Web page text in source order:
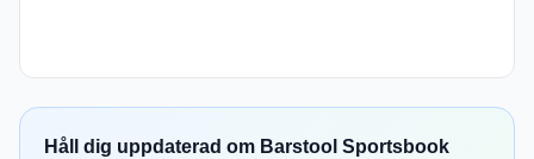
Håll dig uppdaterad om Barstool Sportsbook